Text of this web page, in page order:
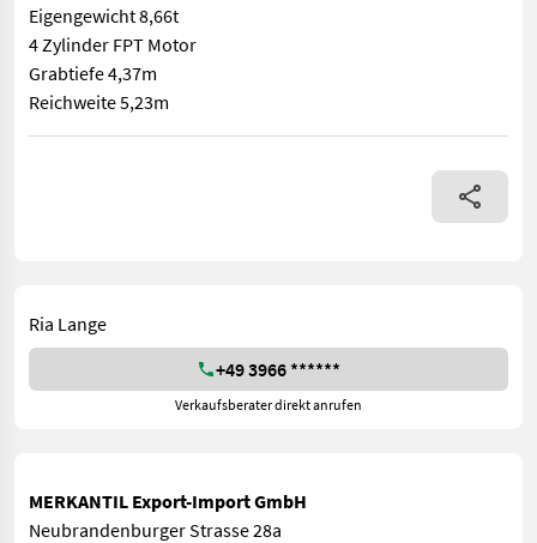
Eigengewicht 8,66t
4 Zylinder FPT Motor
Grabtiefe 4,37m
Reichweite 5,23m
Allrad, Kabine, Diesel ________ mit Anbaugeräten
Ria Lange
+49 3966 ******
Verkaufsberater direkt anrufen
MERKANTIL Export-Import GmbH
Neubrandenburger Strasse 28a